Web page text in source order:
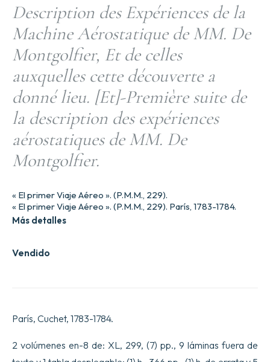
Description des Expériences de la
Machine Aérostatique de MM. De
Montgolfier, Et de celles
auxquelles cette découverte a
donné lieu. [Et]-Première suite de
la description des expériences
aérostatiques de MM. De
Montgolfier.
Vendido
« El primer Viaje Aéreo ». (P.M.M., 229).
« El primer Viaje Aéreo ». (P.M.M., 229). París, 1783-1784.
Más detalles
París, Cuchet, 1783-1784.
2 volúmenes en-8 de: XL, 299, (7) pp., 9 láminas fuera de